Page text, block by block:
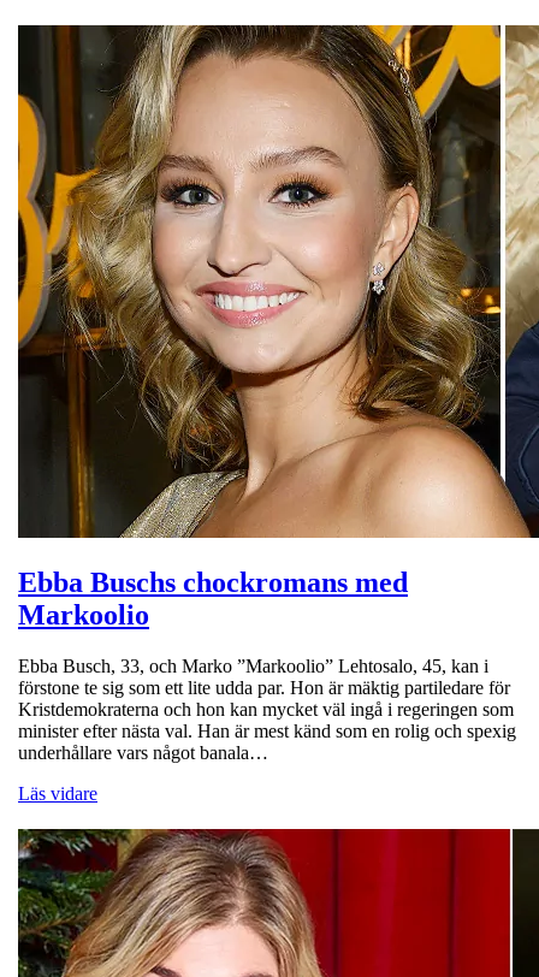
Ebba Buschs chockromans med
Markoolio
Ebba Busch, 33, och Marko ”Markoolio” Lehtosalo, 45, kan i
förstone te sig som ett lite udda par. Hon är mäktig partiledare för
Kristdemokraterna och hon kan mycket väl ingå i regeringen som
minister efter nästa val. Han är mest känd som en rolig och spexig
underhållare vars något banala…
Läs vidare